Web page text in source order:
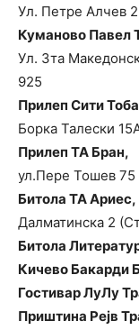
Ул. Петре Алчев
Куманово Павел
Ул. 3та
925
Прилеп Сити
Борка Талески
Прилеп ТА Бран,
ул.Пере Тошев 75
Битола ТА Ариес,
Далматинска 2
Битола
Кичево Бакарди
Гостивар ЛуЛу
Приштина Рејв